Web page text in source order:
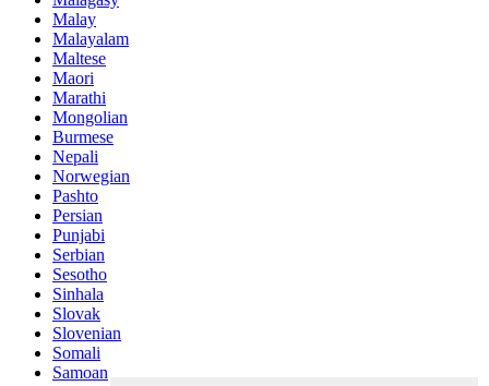
Malay
Malayalam
Maltese
Maori
Marathi
Mongolian
Burmese
Nepali
Norwegian
Pashto
Persian
Punjabi
Serbian
Sesotho
Sinhala
Slovak
Slovenian
Somali
Samoan